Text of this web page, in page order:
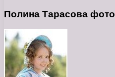
Полина Тарасова фото